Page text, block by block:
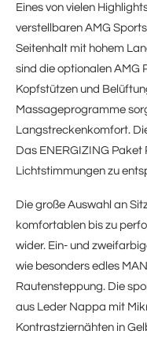
Eines von vielen
verstellbaren AMG
Seitenhalt mit hohem
sind die optionalen AMG
Kopfstützen und
Massageprogramme
Langstreckenkomfort.
Das ENERGIZING
Lichtstimmungen zu
Die große Auswahl an
komfortablen bis zu
wider. Ein- und
wie besonders edles
Rautensteppung. Die
aus Leder Nappa mit
Kontrastziernähten in